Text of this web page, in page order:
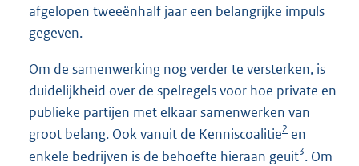
afgelopen tweeënhalf jaar een belangrijke impuls
gegeven.
Om de samenwerking nog verder te versterken, is
duidelijkheid over de spelregels voor hoe private en
publieke partijen met elkaar samenwerken van
groot belang. Ook vanuit de Kenniscoalitie2 en
enkele bedrijven is de behoefte hieraan geuit3. Om